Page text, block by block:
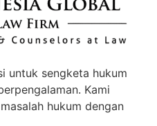
untuk sengketa hukum
Kami
hukum dengan